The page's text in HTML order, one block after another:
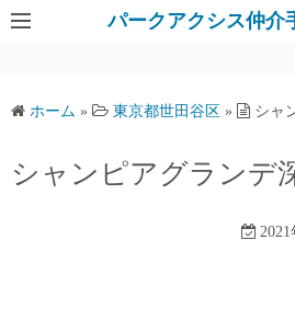
パークアクシス仲介
ホーム » 東京都世田谷区 » シャ
シャンピアグランデ
2021